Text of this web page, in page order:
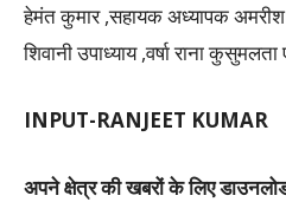
हेमंत कुमार ,सहायक अध्यापक
शिवानी उपाध्याय ,वर्षा राना
INPUT-RANJEET KUMAR
अपने क्षेत्र की खबरों के लिए